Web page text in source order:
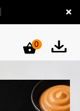
×
0